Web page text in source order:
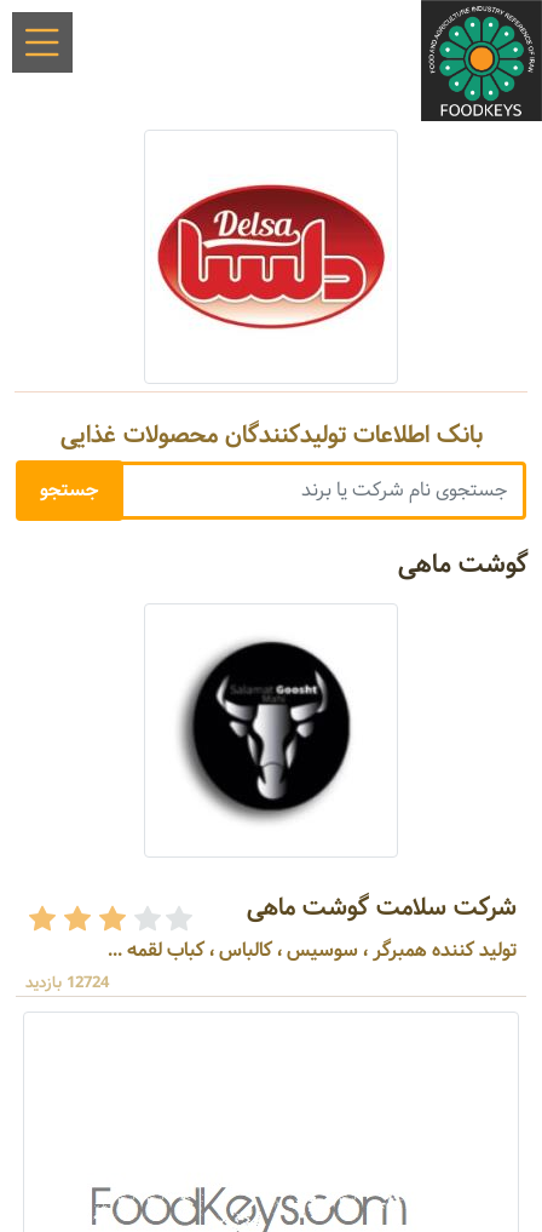
بانک اطلاعات تولیدکنندگان محصولات غذایی
گوشت ماهی
شرکت سلامت گوشت ماهی
تولید کننده همبرگر ، سوسیس ، کالباس ، کباب لقمه ...
12724 بازدید